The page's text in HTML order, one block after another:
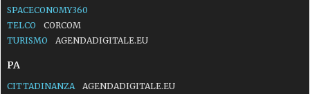
SPACECONOMY360
TELCO
CORCOM
TURISMO
AGENDADIGITALE.EU
PA
CITTADINANZA
AGENDADIGITALE.EU